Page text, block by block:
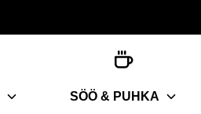
SÖÖ & PUHKA